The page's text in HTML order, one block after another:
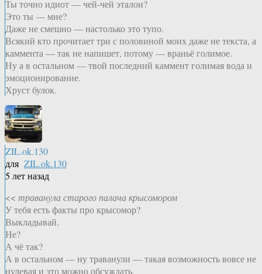
Ты точно идиот — чей-чей эталон?
Это ты — мне?
Даже не смешно — настолько это тупо.
Всякий кто прочитает три с половиной моих даже не текста, а
каммента — так не напишет, потому — враньё голимое.
Ну а в остальном — твой последний каммент голимая вода и
эмоционирование.
Хруст булок.
ZIL.ok.130
для ZIL.ok.130
5 лет назад
<< траванула старого палача крысомором
У тебя есть факты про крысомор?
Выкладывай.
Не?
А чё так?
А в остальном — ну траванули — такая возможность вовсе не
нулевая и это можно обсуждать.